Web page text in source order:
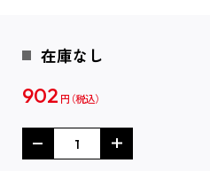
在庫なし
902 円